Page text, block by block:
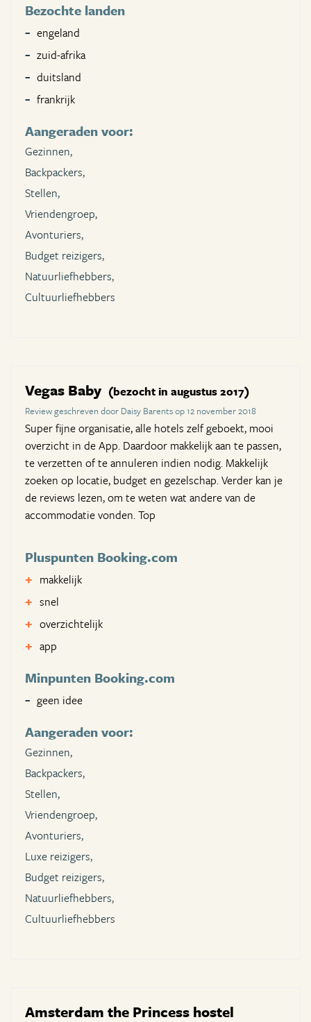
Bezochte landen
engeland
zuid-afrika
duitsland
frankrijk
Aangeraden voor:
Gezinnen,
Backpackers,
Stellen,
Vriendengroep,
Avonturiers,
Budget reizigers,
Natuurliefhebbers,
Cultuurliefhebbers
Vegas Baby (bezocht in augustus 2017)
Review geschreven door Daisy Barents op 12 november 2018
Super fijne organisatie, alle hotels zelf geboekt, mooi
overzicht in de App. Daardoor makkelijk aan te passen,
te verzetten of te annuleren indien nodig. Makkelijk
zoeken op locatie, budget en gezelschap. Verder kan je
de reviews lezen, om te weten wat andere van de
accommodatie vonden. Top
Pluspunten Booking.com
makkelijk
snel
overzichtelijk
app
Minpunten Booking.com
geen idee
Aangeraden voor:
Gezinnen,
Backpackers,
Stellen,
Vriendengroep,
Avonturiers,
Luxe reizigers,
Budget reizigers,
Natuurliefhebbers,
Cultuurliefhebbers
Amsterdam the Princess hostel